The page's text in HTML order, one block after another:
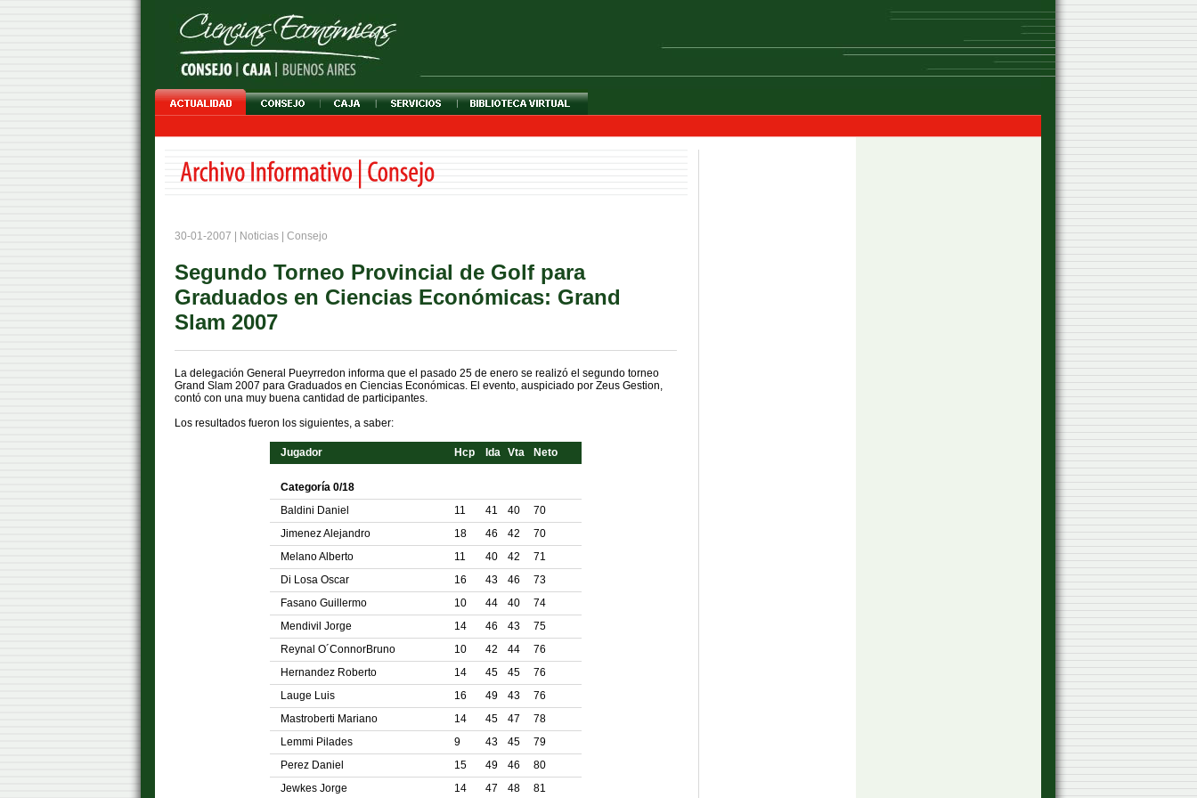
30-01-2007 | Noticias | Consejo
Segundo Torneo Provincial de Golf para
Graduados en Ciencias Económicas: Grand
Slam 2007
La delegación General Pueyrredon informa que el pasado 25 de enero se realizó el segundo torneo
Grand Slam 2007 para Graduados en Ciencias Económicas. El evento, auspiciado por Zeus Gestion,
contó con una muy buena cantidad de participantes.
Los resultados fueron los siguientes, a saber:
Jugador Hcp Ida Vta Neto
Categoría 0/18
Baldini Daniel
11 41 40
70
Jimenez Alejandro
18 46 42
70
Melano Alberto
11 40 42
71
Di Losa Oscar
16 43 46
73
Fasano Guillermo
10 44 40
74
Mendivil Jorge
14 46 43
75
Reynal O´ConnorBruno
10 42 44
76
Hernandez Roberto
14 45 45
76
Lauge Luis
16 49 43
76
Mastroberti Mariano
14 45 47
78
Lemmi Pilades
9 43 45
79
Perez Daniel
15 49 46
80
Jewkes Jorge
14 47 48 81